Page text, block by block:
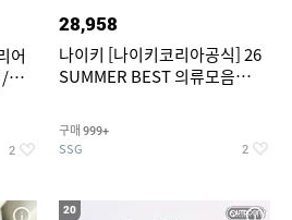
어
/
2
28,958
나이키 [나이키코리아공식] 26
SUMMER BEST 의류모음
구매 999+
SSG 2
20